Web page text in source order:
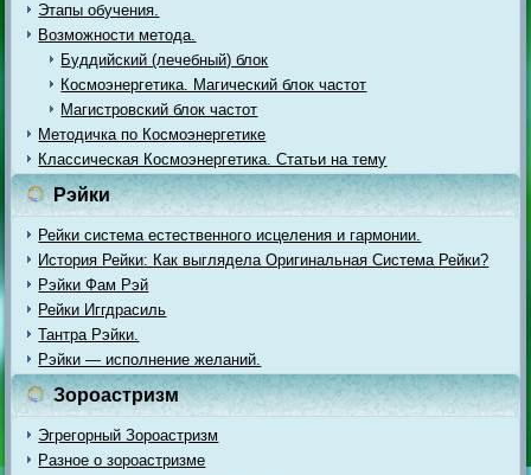
Этапы обучения.
Возможности метода.
Буддийский (лечебный) блок
Космоэнергетика. Магический блок частот
Магистровский блок частот
Методичка по Космоэнергетике
Классическая Космоэнергетика. Статьи на тему
Рэйки
Рейки система естественного исцеления и гармонии.
История Рейки: Как выглядела Оригинальная Система Рейки?
Рэйки Фам Рэй
Рейки Иггдрасиль
Тантра Рэйки.
Рэйки — исполнение желаний.
Зороастризм
Эгрегорный Зороастризм
Разное о зороастризме